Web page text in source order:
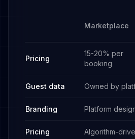
Marketplace
Pricing
15-20% per
booking
Guest data Owned by
Branding Platform
Pricing Algorithm-